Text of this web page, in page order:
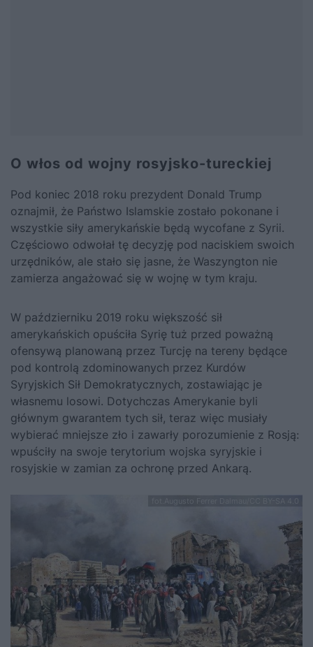
O włos od wojny rosyjsko-tureckiej
Pod koniec 2018 roku prezydent Donald Trump
oznajmił, że Państwo Islamskie zostało pokonane i
wszystkie siły amerykańskie będą wycofane z Syrii.
Częściowo odwołał tę decyzję pod naciskiem swoich
urzędników, ale stało się jasne, że Waszyngton nie
zamierza angażować się w wojnę w tym kraju.
W październiku 2019 roku większość sił
amerykańskich opuściła Syrię tuż przed poważną
ofensywą planowaną przez Turcję na tereny będące
pod kontrolą zdominowanych przez Kurdów
Syryjskich Sił Demokratycznych, zostawiając je
własnemu losowi. Dotychczas Amerykanie byli
głównym gwarantem tych sił, teraz więc musiały
wybierać mniejsze zło i zawarły porozumienie z Rosją:
wpuściły na swoje terytorium wojska syryjskie i
rosyjskie w zamian za ochronę przed Ankarą.
fot.Augusto Ferrer Dalmau/CC BY-SA 4.0